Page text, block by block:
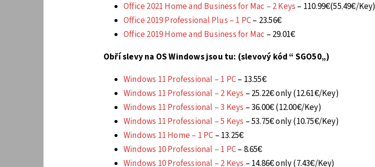
Office 2021 Home and Business for Mac – 2 Keys – 110.99€(55.49€/Key)
Office 2019 Professional Plus – 1 PC– 23.56€
Office 2019 Home and Business for Mac – 29.01€
Obří slevy na OS Windows jsou tu: (slevový kód “ SGO50„)
Windows 11 Professional – 1 PC– 13.55€
Windows 11 Professional – 2 Keys – 25.22€ only (12.61€/Key)
Windows 11 Professional – 3 Keys – 36.00€ (12.00€/Key)
Windows 11 Professional – 5 Keys – 53.75€ only (10.75€/Key)
Windows 11 Home – 1 PC – 13.25€
Windows 10 Professional – 1 PC– 8.65€
Windows 10 Professional – 2 Keys – 14.86€ only (7.43€/Key)